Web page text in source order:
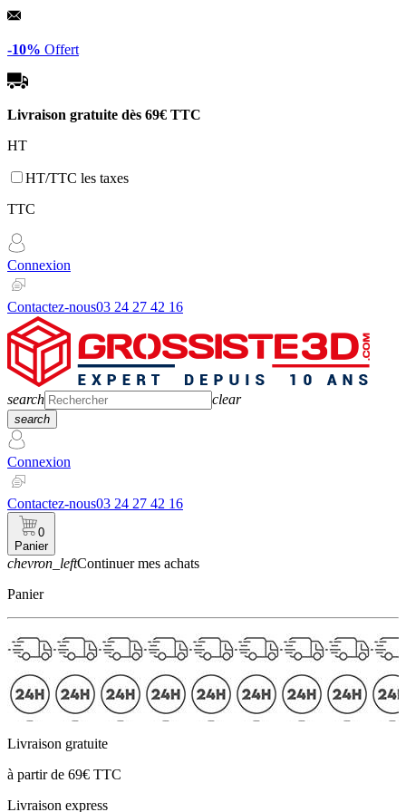
Panneau de gestion des cookies
-10% Offert
Livraison gratuite dès 69€ TTC
HT
HT/TTC les taxes
TTC
Connexion
Contactez-nous03 24 27 42 16
search clear
search
Connexion
Contactez-nous03 24 27 42 16
0
Panier
chevron_leftContinuer mes achats
Panier
Livraison gratuite
à partir de 69€ TTC
Livraison express